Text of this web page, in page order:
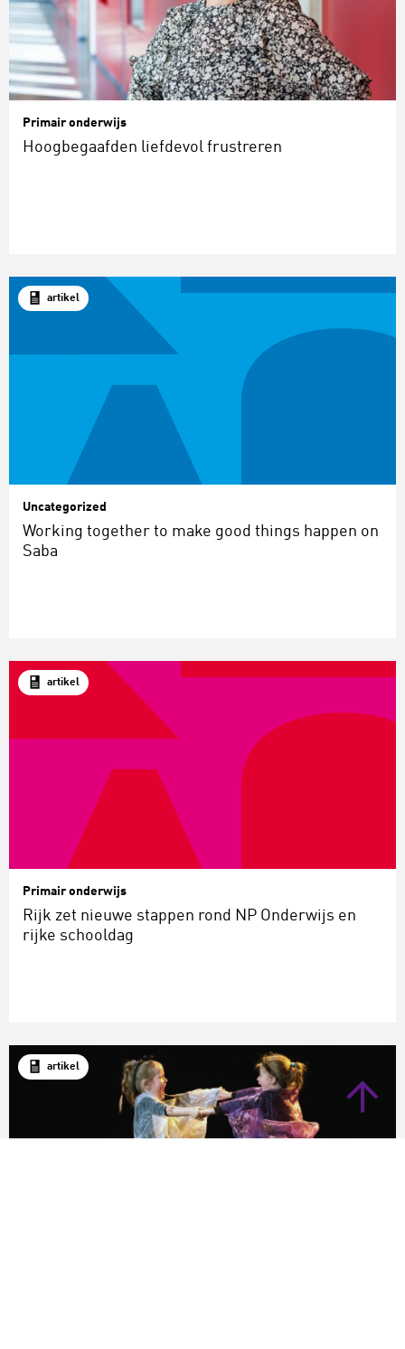
Primair onderwijs
Hoogbegaafden liefdevol frustreren
artikel
Uncategorized
Working together to make good things happen on
Saba
artikel
Primair onderwijs
Rijk zet nieuwe stappen rond NP Onderwijs en
rijke schooldag
artikel